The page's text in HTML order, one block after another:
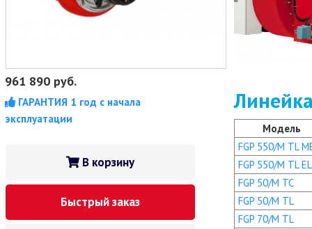
961 890 руб.
ГАРАНТИЯ 1 год с начала
эксплуатации
В корзину
Быстрый заказ
Модель
FGP 550/M TL
FGP 550/M TL EL
FGP 50/M TC
FGP 50/M TL
FGP 70/M TL